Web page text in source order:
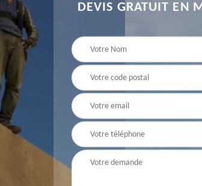
DEVIS GRATUIT EN